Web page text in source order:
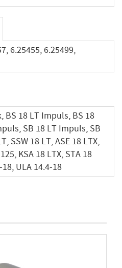
6.25455, 6.25499,
BS 18 LT Impuls, BS 18
SB 18 LT Impuls, SB
SSW 18 LT, ASE 18 LTX,
KSA 18 LTX, STA 18
18, ULA 14.4-18